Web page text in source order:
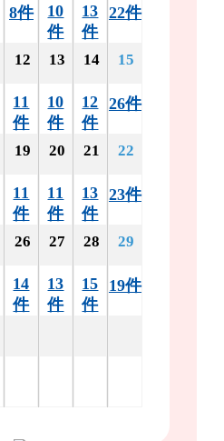
8件
10
件
13
件
22件
12
11
件
13
10
件
14
12
件
15
26件
19
11
件
20
11
件
21
13
件
22
23件
26
14
件
27
13
件
28
15
件
29
19件